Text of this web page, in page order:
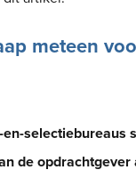
meteen
selectiebureaus
de opdrachtgever